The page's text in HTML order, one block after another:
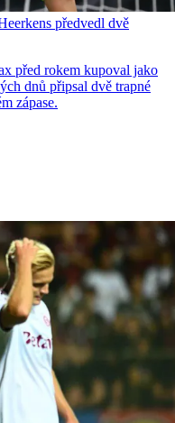
předvedl dvě
před rokem kupoval jako
dnů připsal dvě trapné
zápase.